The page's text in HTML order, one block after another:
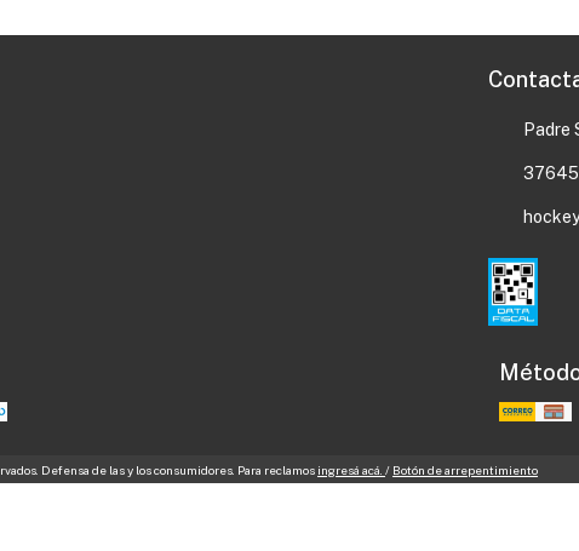
Padre
Defensa de las y los consumidores. Para reclamos ingresá acá. / Botón de arrepentimiento